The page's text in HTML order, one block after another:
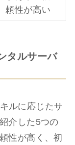
頼性が高い
タルサーバ
ルに応じたサ
介した5つの
性が高く、初